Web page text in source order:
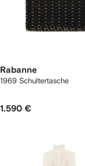
Rabanne
1969 Schultertasche
1.590 €